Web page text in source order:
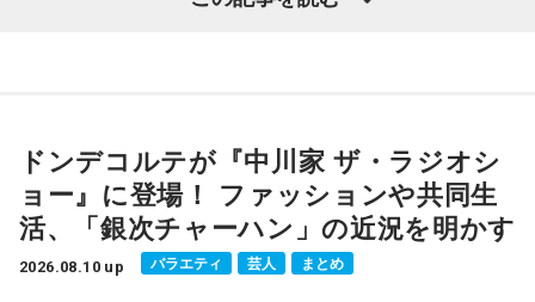
ドンデコルテが『中川家 ザ・ラジオシ
ョー』に登場！ ファッションや共同生
活、「銀次チャーハン」の近況を明かす
2026.08.10 up バラエティ 芸人 まとめ